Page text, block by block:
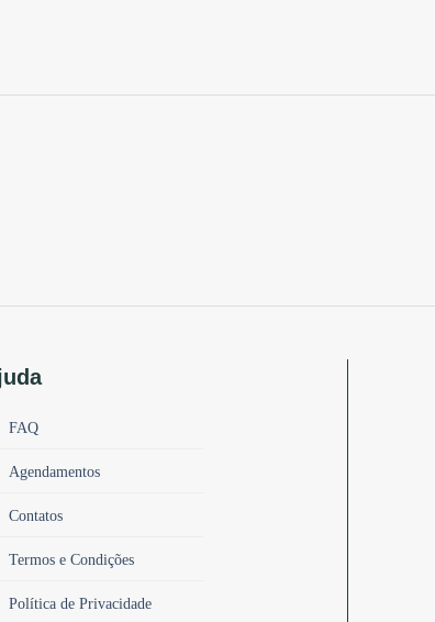
FAQ
Agendamentos
Contatos
Termos e Condições
Política de Privacidade